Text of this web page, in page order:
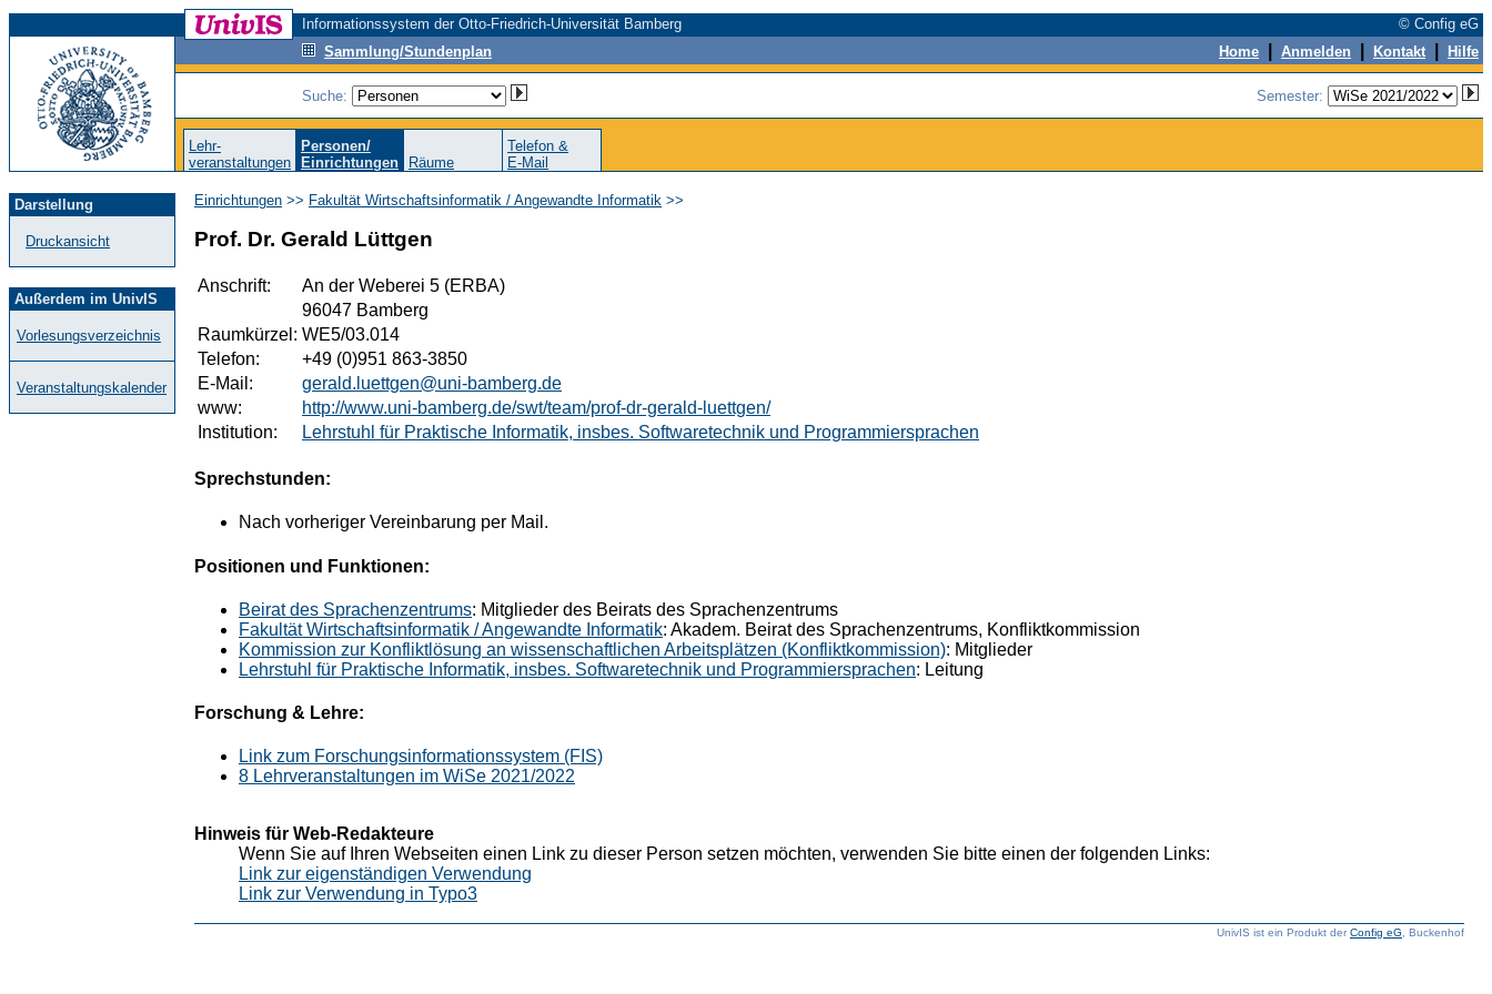
Informationssystem der Otto-Friedrich-Universität Bamberg
© Config eG
Sammlung/Stundenplan
Home Anmelden Kontakt Hilfe
Suche: Semester:
Lehr-
veranstaltungen
Personen/
Einrichtungen
Räume
Telefon &
E-Mail
Darstellung
Druckansicht
Außerdem im UnivIS
Vorlesungsverzeichnis
Veranstaltungskalender
Einrichtungen >> Fakultät Wirtschaftsinformatik / Angewandte Informatik >>
Prof. Dr. Gerald Lüttgen
Anschrift:
An der Weberei 5 (ERBA)
96047 Bamberg
Raumkürzel: WE5/03.014
Telefon:
+49 (0)951 863-3850
E-Mail:
gerald.luettgen@uni-bamberg.de
www:
http://www.uni-bamberg.de/swt/team/prof-dr-gerald-luettgen/
Institution:
Lehrstuhl für Praktische Informatik, insbes. Softwaretechnik und Programmiersprachen
Sprechstunden:
Nach vorheriger Vereinbarung per Mail.
Positionen und Funktionen:
Beirat des Sprachenzentrums: Mitglieder des Beirats des Sprachenzentrums
Fakultät Wirtschaftsinformatik / Angewandte Informatik: Akadem. Beirat des Sprachenzentrums, Konfliktkommission
Kommission zur Konfliktlösung an wissenschaftlichen Arbeitsplätzen (Konfliktkommission): Mitglieder
Lehrstuhl für Praktische Informatik, insbes. Softwaretechnik und Programmiersprachen: Leitung
Forschung & Lehre:
Link zum Forschungsinformationssystem (FIS)
8 Lehrveranstaltungen im WiSe 2021/2022
Hinweis für Web-Redakteure
Wenn Sie auf Ihren Webseiten einen Link zu dieser Person setzen möchten, verwenden Sie bitte einen der folgenden Links:
Link zur eigenständigen Verwendung
Link zur Verwendung in Typo3
UnivIS ist ein Produkt derConfig eG , Buckenhof